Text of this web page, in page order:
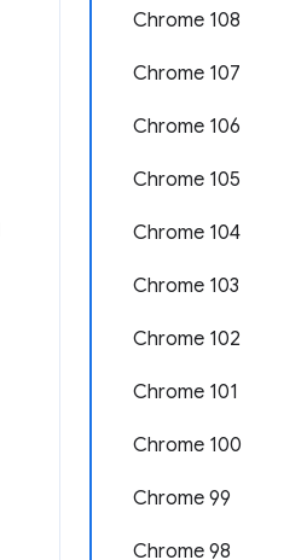
Chrome 108
Chrome 107
Chrome 106
Chrome 105
Chrome 104
Chrome 103
Chrome 102
Chrome 101
Chrome 100
Chrome 99
Chrome 98